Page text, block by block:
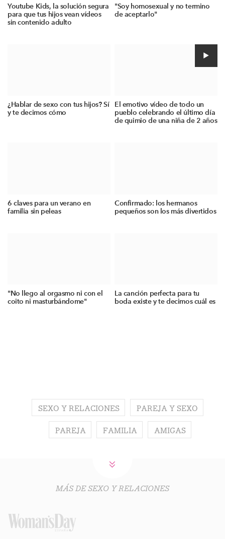
Youtube Kids, la solución segura
para que tus hijos vean vídeos
sin contenido adulto
"Soy homosexual y no termino
de aceptarlo"
¿Hablar de sexo con tus hijos? Sí
y te decimos cómo
El emotivo vídeo de todo un
pueblo celebrando el último día
de quimio de una niña de 2 años
6 claves para un verano en
familia sin peleas
Confirmado: los hermanos
pequeños son los más divertidos
"No llego al orgasmo ni con el
coito ni masturbándome"
La canción perfecta para tu
boda existe y te decimos cuál es
SEXO Y RELACIONES PAREJA Y SEXO
PAREJA FAMILIA AMIGAS
MÁS DE SEXO Y RELACIONES